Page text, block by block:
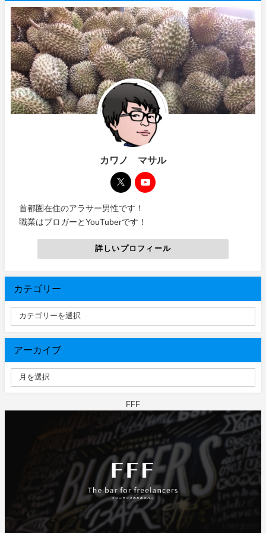
カワノ マサル
首都圏在住のアラサー男性です！
職業はブロガーとYouTuberです！
詳しいプロフィール
カテゴリー
アーカイブ
FFF